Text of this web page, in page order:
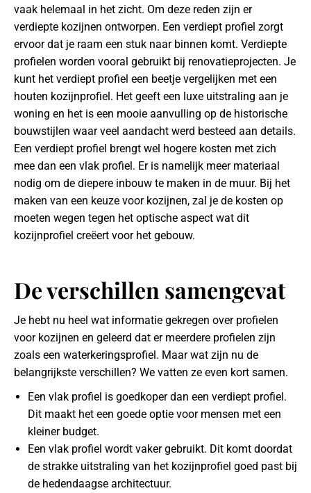
vaak helemaal in het zicht. Om deze reden zijn er
verdiepte kozijnen ontworpen. Een verdiept profiel zorgt
ervoor dat je raam een stuk naar binnen komt. Verdiepte
profielen worden vooral gebruikt bij renovatieprojecten. Je
kunt het verdiept profiel een beetje vergelijken met een
houten kozijnprofiel. Het geeft een luxe uitstraling aan je
woning en het is een mooie aanvulling op de historische
bouwstijlen waar veel aandacht werd besteed aan details.
Een verdiept profiel brengt wel hogere kosten met zich
mee dan een vlak profiel. Er is namelijk meer materiaal
nodig om de diepere inbouw te maken in de muur. Bij het
maken van een keuze voor kozijnen, zal je de kosten op
moeten wegen tegen het optische aspect wat dit
kozijnprofiel creëert voor het gebouw.
De verschillen samengevat
Je hebt nu heel wat informatie gekregen over profielen
voor kozijnen en geleerd dat er meerdere profielen zijn
zoals een waterkeringsprofiel. Maar wat zijn nu de
belangrijkste verschillen? We vatten ze even kort samen.
Een vlak profiel is goedkoper dan een verdiept profiel.
Dit maakt het een goede optie voor mensen met een
kleiner budget.
Een vlak profiel wordt vaker gebruikt. Dit komt doordat
de strakke uitstraling van het kozijnprofiel goed past bij
de hedendaagse architectuur.